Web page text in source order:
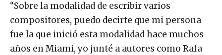
“Sobre la modalidad de escribir varios
compositores, puedo decirte que mi persona
fue la que inició esta modalidad hace muchos
años en Miami, yo junté a autores como Rafa